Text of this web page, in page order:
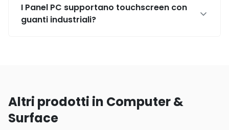
I Panel PC supportano touchscreen con
guanti industriali?
Altri prodotti in Computer &
Surface